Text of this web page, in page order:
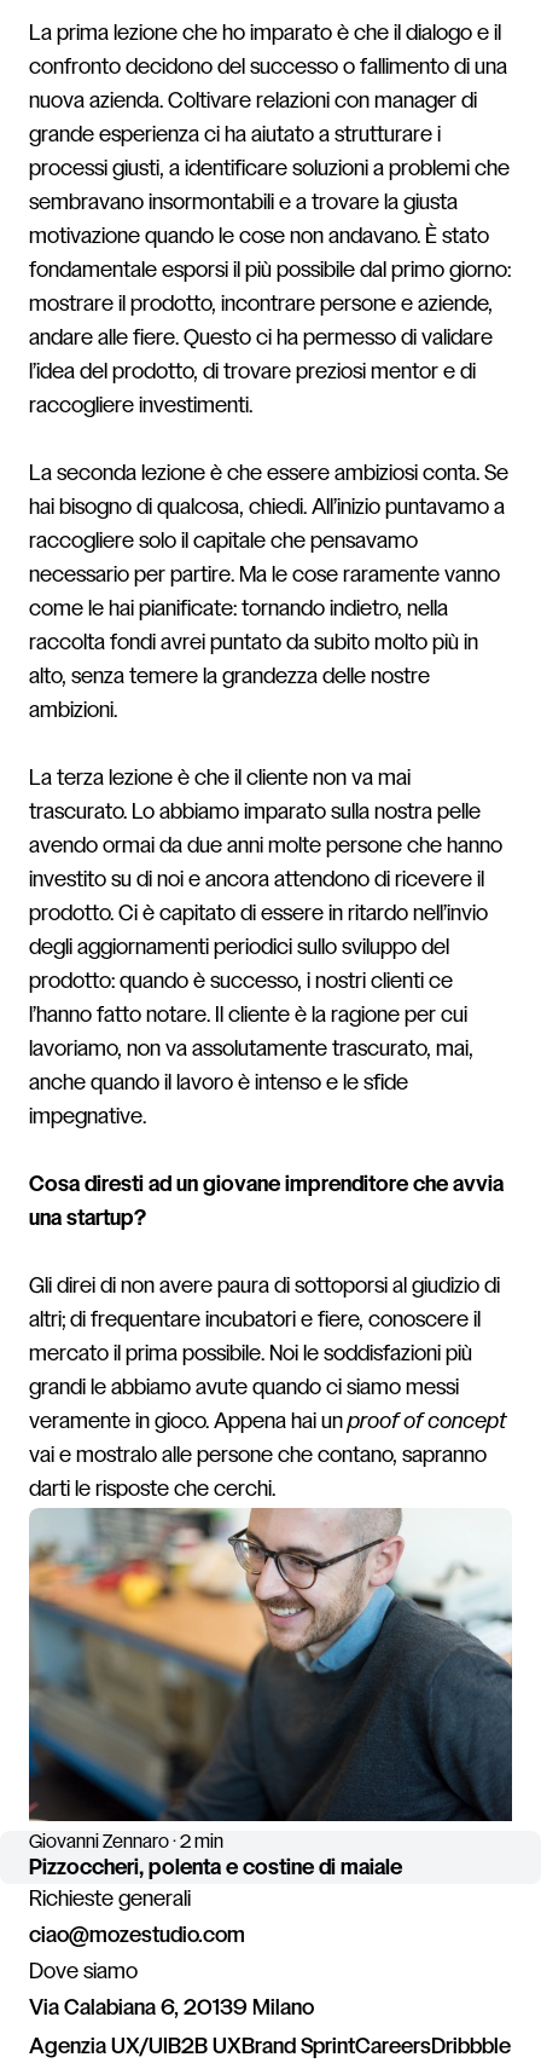
La prima lezione che ho imparato è che il dialogo e il
confronto decidono del successo o fallimento di una
nuova azienda. Coltivare relazioni con manager di
grande esperienza ci ha aiutato a strutturare i
processi giusti, a identificare soluzioni a problemi che
sembravano insormontabili e a trovare la giusta
motivazione quando le cose non andavano. È stato
fondamentale esporsi il più possibile dal primo giorno:
mostrare il prodotto, incontrare persone e aziende,
andare alle fiere. Questo ci ha permesso di validare
l’idea del prodotto, di trovare preziosi mentor e di
raccogliere investimenti.
La seconda lezione è che essere ambiziosi conta. Se
hai bisogno di qualcosa, chiedi. All’inizio puntavamo a
raccogliere solo il capitale che pensavamo
necessario per partire. Ma le cose raramente vanno
come le hai pianificate: tornando indietro, nella
raccolta fondi avrei puntato da subito molto più in
alto, senza temere la grandezza delle nostre
ambizioni.
La terza lezione è che il cliente non va mai
trascurato. Lo abbiamo imparato sulla nostra pelle
avendo ormai da due anni molte persone che hanno
investito su di noi e ancora attendono di ricevere il
prodotto. Ci è capitato di essere in ritardo nell’invio
degli aggiornamenti periodici sullo sviluppo del
prodotto: quando è successo, i nostri clienti ce
l’hanno fatto notare. Il cliente è la ragione per cui
lavoriamo, non va assolutamente trascurato, mai,
anche quando il lavoro è intenso e le sfide
impegnative.
Cosa diresti ad un giovane imprenditore che avvia
una startup?
Gli direi di non avere paura di sottoporsi al giudizio di
altri; di frequentare incubatori e fiere, conoscere il
mercato il prima possibile. Noi le soddisfazioni più
grandi le abbiamo avute quando ci siamo messi
veramente in gioco. Appena hai unproof of concept
vai e mostralo alle persone che contano, sapranno
darti le risposte che cerchi.
Giovanni Zennaro · 2 min
Pizzoccheri, polenta e costine di maiale
Richieste generali
ciao@mozestudio.com
Dove siamo
Via Calabiana 6, 20139 Milano
Agenzia UX/UI B2B UX Brand SprintCareers Dribbble